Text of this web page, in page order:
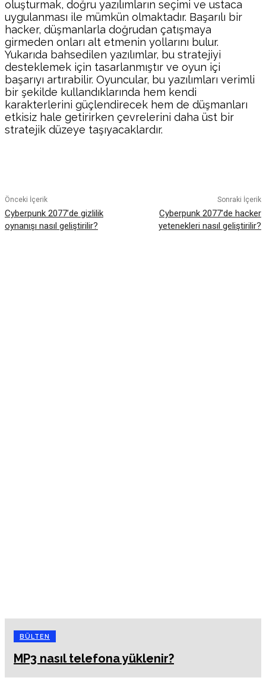
oluşturmak, doğru yazılımların seçimi ve ustaca
uygulanması ile mümkün olmaktadır. Başarılı bir
hacker, düşmanlarla doğrudan çatışmaya
girmeden onları alt etmenin yollarını bulur.
Yukarıda bahsedilen yazılımlar, bu stratejiyi
desteklemek için tasarlanmıştır ve oyun içi
başarıyı artırabilir. Oyuncular, bu yazılımları verimli
bir şekilde kullandıklarında hem kendi
karakterlerini güçlendirecek hem de düşmanları
etkisiz hale getirirken çevrelerini daha üst bir
stratejik düzeye taşıyacaklardır.
Önceki İçerik
Cyberpunk 2077’de gizlilik
oynanışı nasıl geliştirilir?
Sonraki İçerik
Cyberpunk 2077’de hacker
yetenekleri nasıl geliştirilir?
BÜLTEN
MP3 nasıl telefona yüklenir?